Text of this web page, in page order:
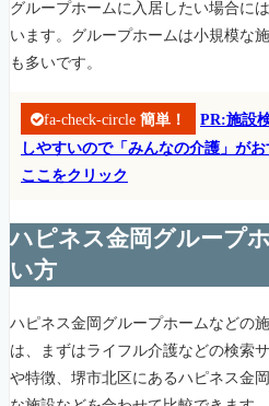
グループホームに入居したい場合に
います。グループホームは小規模な
も多いです。
fa-check-circle 簡単！
PR:施設
しやすいので「みんなの介護」が
ここをクリック
ハピネス金岡グループ
い方
ハピネス金岡グループホームなどの
は、まずはライフル介護などの検索
や特徴、堺市北区にあるハピネス金